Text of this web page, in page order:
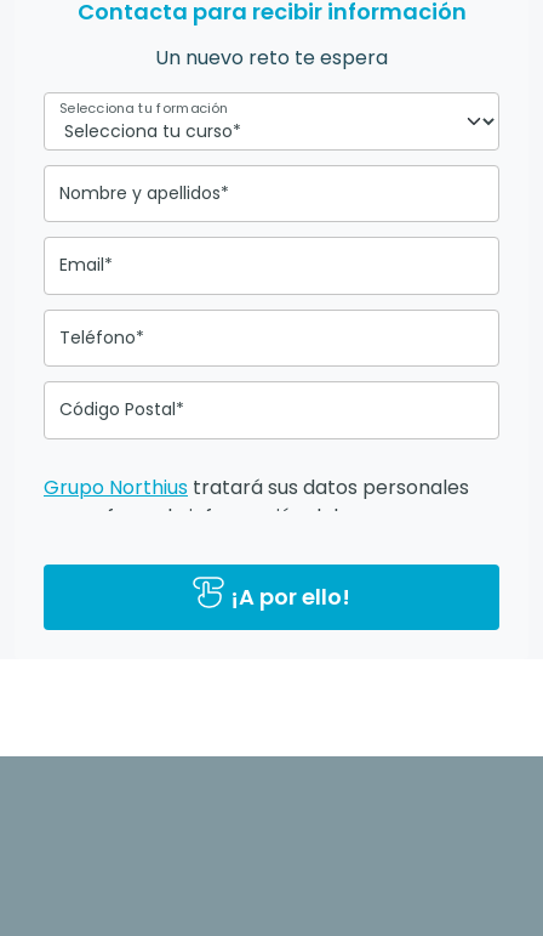
Contacta para recibir información
Un nuevo reto te espera
Selecciona tu formación
Nombre y apellidos*
Email*
Teléfono*
Código Postal*
Grupo Northius tratará sus datos personales
para ofrecerle información del
directamente relacionados con el interés
manifestado y, en su caso, para tramitar la
contratación correspondiente. Compartiremos
productos y servicios de acuerdo a tu
¡A por ello!